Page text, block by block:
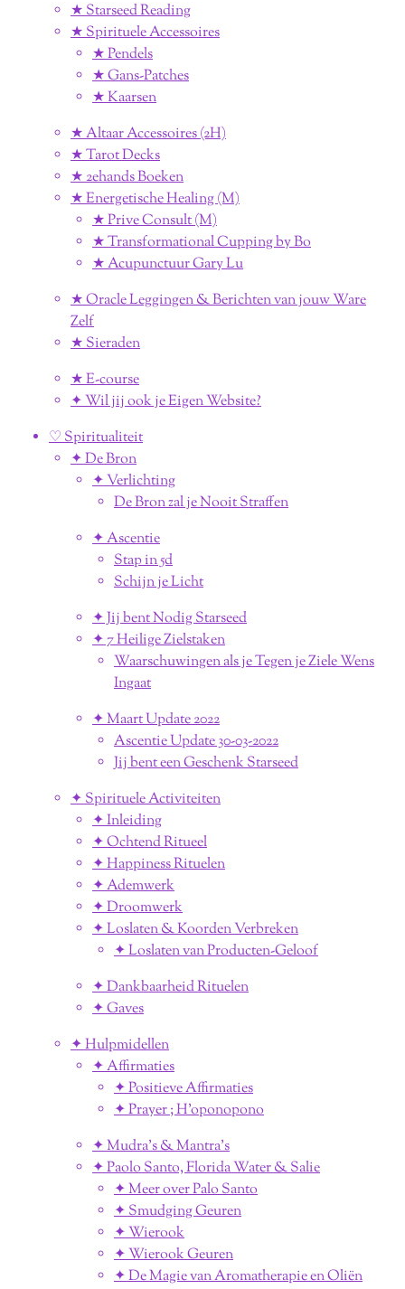
★ Starseed Reading
★ Spirituele Accessoires
★ Pendels
★ Gans-Patches
★ Kaarsen
★ Altaar Accessoires (2H)
★ Tarot Decks
★ 2ehands Boeken
★ Energetische Healing (M)
★ Prive Consult (M)
★ Transformational Cupping by Bo
★ Acupunctuur Gary Lu
★ Oracle Leggingen & Berichten van jouw Ware
Zelf
★ Sieraden
★ E-course
✦ Wil jij ook je Eigen Website?
♡ Spiritualiteit
✦ De Bron
✦ Verlichting
De Bron zal je Nooit Straffen
✦ Ascentie
Stap in 5d
Schijn je Licht
✦ Jij bent Nodig Starseed
✦ 7 Heilige Zielstaken
Waarschuwingen als je Tegen je Ziele Wens
Ingaat
✦ Maart Update 2022
Ascentie Update 30-03-2022
Jij bent een Geschenk Starseed
✦ Spirituele Activiteiten
✦ Inleiding
✦ Ochtend Ritueel
✦ Happiness Rituelen
✦ Ademwerk
✦ Droomwerk
✦ Loslaten & Koorden Verbreken
✦ Loslaten van Producten-Geloof
✦ Dankbaarheid Rituelen
✦ Gaves
✦ Hulpmidellen
✦ Affirmaties
✦ Positieve Affirmaties
✦ Prayer ; H'oponopono
✦ Mudra's & Mantra's
✦ Paolo Santo, Florida Water & Salie
✦ Meer over Palo Santo
✦ Smudging Geuren
✦ Wierook
✦ Wierook Geuren
✦ De Magie van Aromatherapie en Oliën